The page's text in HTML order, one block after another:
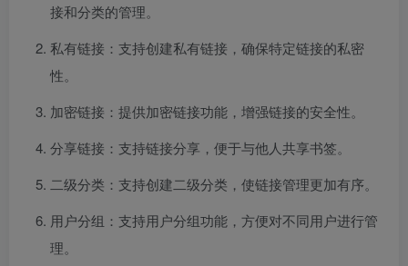
接和分类的管理。
私有链接：支持创建私有链接，确保特定链接的私密
性。
加密链接：提供加密链接功能，增强链接的安全性。
分享链接：支持链接分享，便于与他人共享书签。
二级分类：支持创建二级分类，使链接管理更加有序。
用户分组：支持用户分组功能，方便对不同用户进行管
理。